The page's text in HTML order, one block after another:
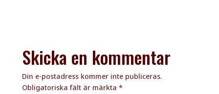
Skicka en kommentar
Din e-postadress kommer inte publiceras.
Obligatoriska fält är märkta *